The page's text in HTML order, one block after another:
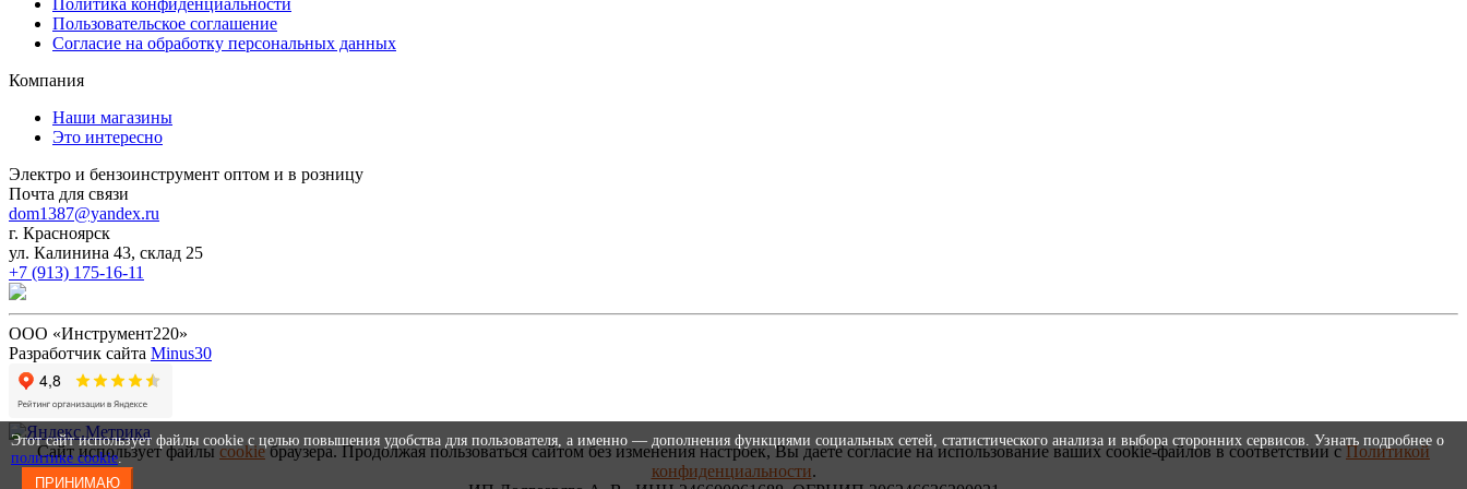
Этот сайт использует файлы cookie с целью повышения удобства для пользователя, а именно — дополнения функциями социальных сетей, статистического анализа и выбора сторонних сервисов. Узнать подробнее о
политике cookie.
ПРИНИМАЮ
Пользовательское соглашение
Согласие на обработку персональных данных
Компания
Наши магазины
Это интересно
Электро и бензоинструмент оптом и в розницу
Почта для связи
dom1387@yandex.ru
г. Красноярск
ул. Калинина 43, склад 25
+7 (913) 175-16-11
ООО «Инструмент220»
Разработчик сайта Minus30
Сайт использует файлыcookieбраузера. Продолжая пользоваться сайтом без изменения настроек, Вы даете согласие на использование ваших cookie-файлов в соответствии сПолитикой
конфиденциальности.